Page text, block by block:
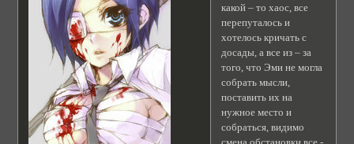
какой – то хаос, все
перепуталось и
хотелось кричать с
досады, а все из – за
того, что Эми не могла
собрать мысли,
поставить их на
нужное место и
собраться, видимо